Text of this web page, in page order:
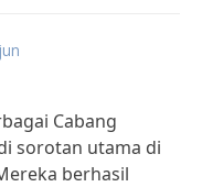
Cabang
sorotan utama di
berhasil